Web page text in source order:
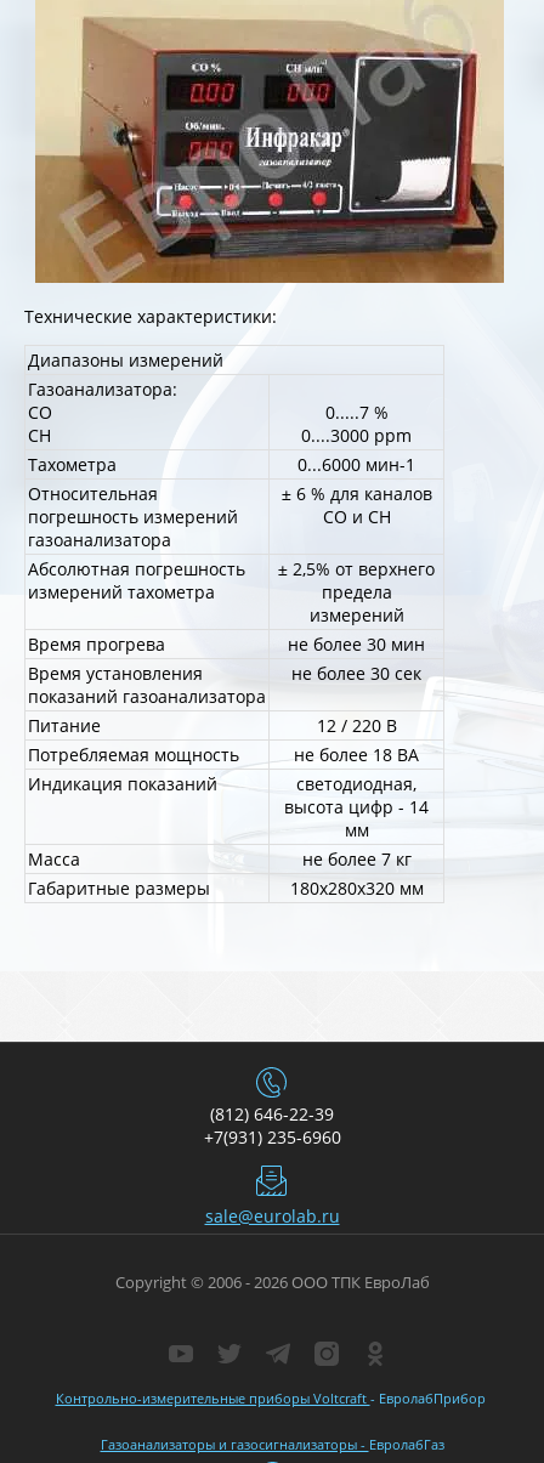
Технические характеристики:
Диапазоны измерений
Газоанализатора:
СО
CH
0.....7 %
0....3000 ppm
Тахометра
0...6000 мин-1
Относительная
погрешность измерений
газоанализатора
± 6 % для каналов
СО и СН
Абсолютная погрешность
измерений тахометра
± 2,5% от верхнего
предела
измерений
Время прогрева
не более 30 мин
Время установления
показаний газоанализатора
не более 30 сек
Питание
12 / 220 В
Потребляемая мощность
не более 18 ВА
Индикация показаний
светодиодная,
высота цифр - 14
мм
Масса
не более 7 кг
Габаритные размеры
180х280х320 мм
(812) 646-22-39
+7(931) 235-6960
sale@eurolab.ru
Контрольно-измерительные приборы Voltcraft - ЕвролабПрибор
Газоанализаторы и газосигнализаторы - ЕвролабГаз
Copyright © 2006 - 2026 ООО ТПК ЕвроЛаб